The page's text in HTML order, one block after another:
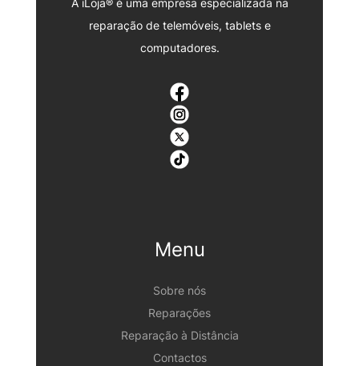
A iLoja® é uma empresa especializada na
reparação de telemóveis, tablets e
computadores.
Menu
Sobre nós
Reparações
Reparação à Distância
Contactos